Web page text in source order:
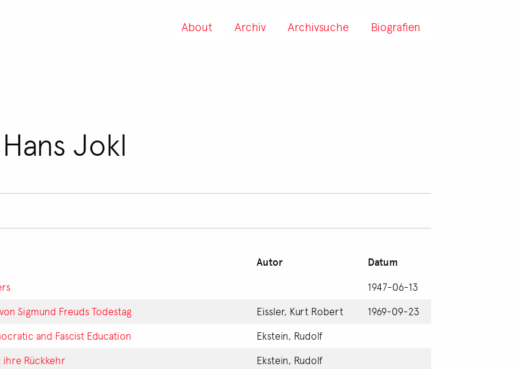
About Archiv Archivsuche Biografien
Jokl
Autor Datum
1947-06-13
Sigmund Freuds Todestag
Eissler, Kurt Robert
1969-09-23
and Fascist Education
Ekstein, Rudolf
ihre Rückkehr
Ekstein, Rudolf